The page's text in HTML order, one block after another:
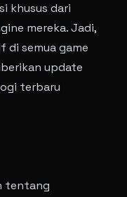
khusus dari
mereka. Jadi,
semua game
update
terbaru
tentang